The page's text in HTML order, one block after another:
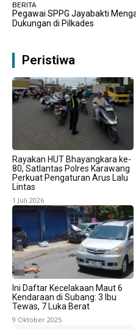
BERITA
Pegawai SPPG Jayabakti
Dukungan di Pilkades
Peristiwa
Rayakan HUT Bhayangkara ke-
80, Satlantas Polres Karawang
Perkuat Pengaturan Arus Lalu
Lintas
1 Juli 2026
Ini Daftar Kecelakaan Maut 6
Kendaraan di Subang: 3 Ibu
Tewas, 7 Luka Berat
9 Oktober 2025